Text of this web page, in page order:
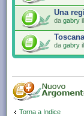
Una
da gabry
da gabry
Torna a Indice